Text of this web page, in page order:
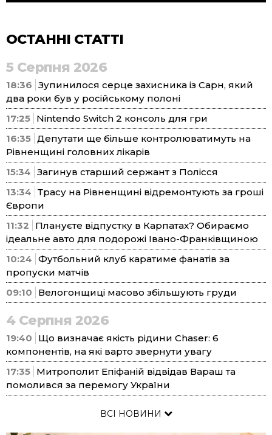
ОСТАННІ СТАТТІ
5 Серпня 2026
18:36 Зупинилося серце захисника із Сарн, який
два роки був у російському полоні
17:25 Nintendo Switch 2 консоль для гри
16:35 Депутати ще більше контролюватимуть на
Рівненщині головних лікарів
15:34 Загинув старший сержант з Полісся
13:34 Трасу на Рівненщині відремонтують за гроші
Європи
11:32
Плануєте відпустку в Карпатах? Обираємо
ідеальне авто для подорожі Івано-Франківщиною
10:24 Футбольний клуб каратиме фанатів за
пропуски матчів
09:10
Велогонщиці масово збільшують груди
4 Серпня 2026
19:40
Що визначає якість рідини Chaser: 6
компонентів, на які варто звернути увагу
17:35 Митрополит Епіфаній відвідав Вараш та
помолився за перемогу України
ВСІ НОВИНИ